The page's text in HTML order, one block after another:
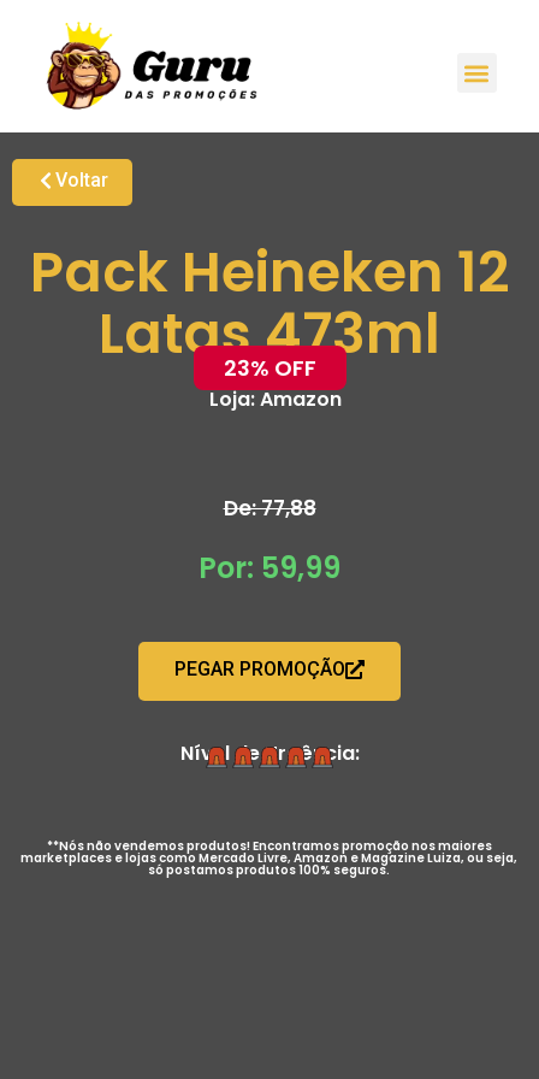
Voltar
Pack Heineken 12
Latas 473ml
23% OFF
Loja:Amazon
De: 77,88
Por: 59,99
PEGAR PROMOÇÃO
Nível de Urgência:
**Nós não vendemos produtos! Encontramos promoção nos maiores
marketplaces e lojas como Mercado Livre, Amazon e Magazine Luiza, ou seja,
só postamos produtos 100% seguros.